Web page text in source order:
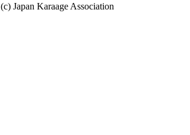
(c) Japan Karaage Association